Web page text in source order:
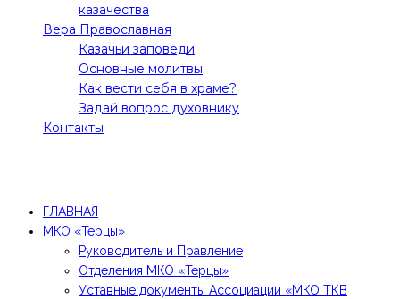
казачества
Вера Православная
Казачьи заповеди
Основные молитвы
Как вести себя в храме?
Задай вопрос духовнику
Контакты
ГЛАВНАЯ
МКО «Терцы»
Руководитель и Правление
Отделения МКО «Терцы»
Уставные документы Ассоциации «МКО ТКВ